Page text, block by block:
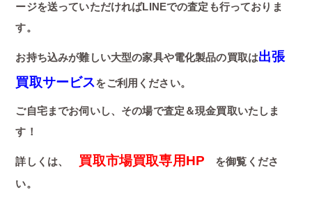
ージを送っていただければLINEでの査定も行っておりま
す。
お持ち込みが難しい大型の家具や電化製品の買取は出張
買取サービスをご利用ください。
ご自宅までお伺いし、その場で査定＆現金買取いたしま
す！
詳しくは、 買取市場買取専用HP を御覧くださ
い。